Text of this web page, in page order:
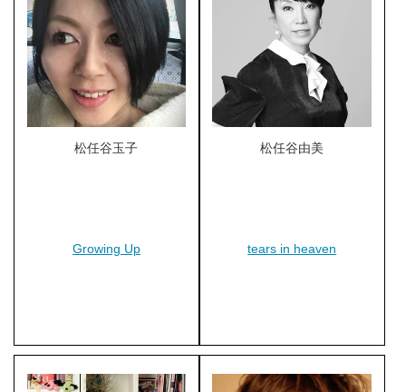
松任谷玉子
Growing Up
松任谷由美
tears in heaven